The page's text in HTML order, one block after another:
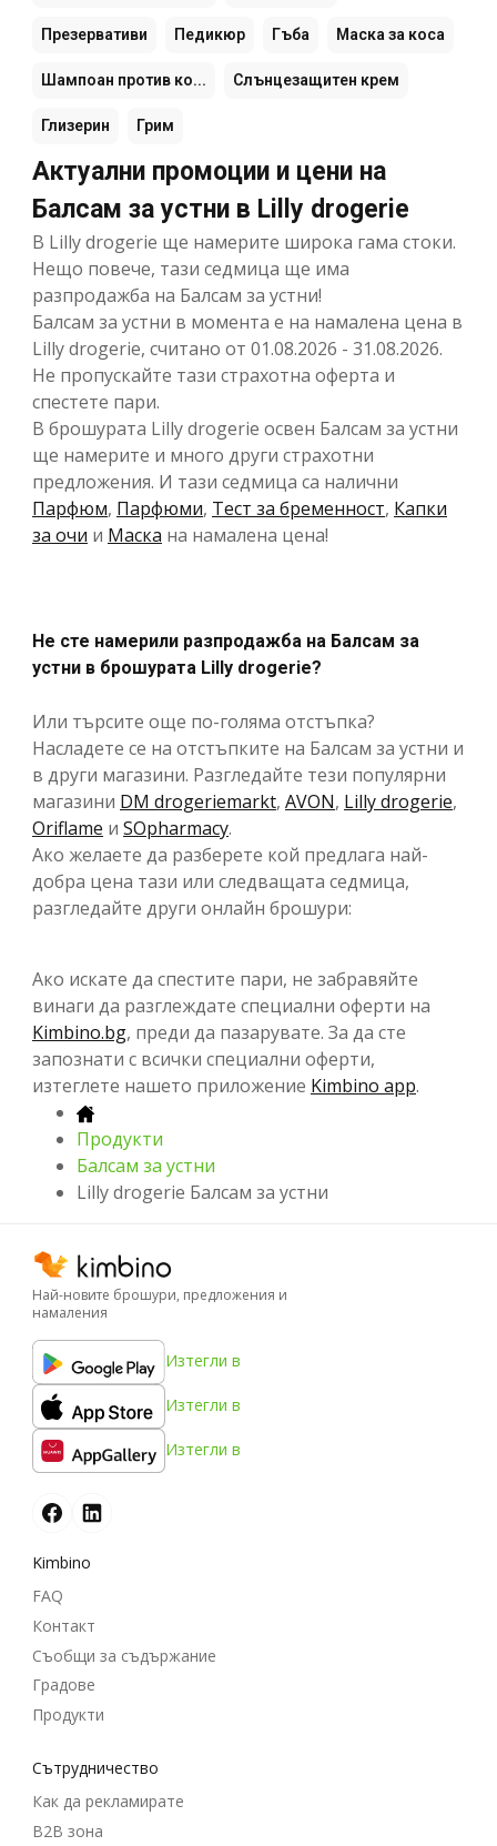
Презервативи Педикюр Гъба Маска за коса
Шампоан против ко... Слънцезащитен крем
Глизерин Грим
Актуални промоции и цени на
Балсам за устни в Lilly drogerie
В Lilly drogerie ще намерите широка гама стоки.
Нещо повече, тази седмица ще има
разпродажба на Балсам за устни!
Балсам за устни в момента е на намалена цена в
Lilly drogerie, считано от 01.08.2026 - 31.08.2026.
Не пропускайте тази страхотна оферта и
спестете пари.
В брошурата Lilly drogerie освен Балсам за устни
ще намерите и много други страхотни
предложения. И тази седмица са налични
Парфюм, Парфюми, Тест за бременност, Капки
за очи и Маска на намалена цена!
Не сте намерили разпродажба на Балсам за
устни в брошурата Lilly drogerie?
Или търсите още по-голяма отстъпка?
Насладете се на отстъпките на Балсам за устни и
в други магазини. Разгледайте тези популярни
магазини DM drogeriemarkt, AVON, Lilly drogerie,
Oriflame и SOpharmacy.
Ако желаете да разберете кой предлага най-
добра цена тази или следващата седмица,
разгледайте други онлайн брошури:
Ако искате да спестите пари, не забравяйте
винаги да разглеждате специални оферти на
Kimbino.bg, преди да пазарувате. За да сте
запознати с всички специални оферти,
изтеглете нашето приложение Kimbino app.
Продукти
Балсам за устни
Lilly drogerie Балсам за устни
Най-новите брошури, предложения и
намаления
Изтегли в
Изтегли в
Изтегли в
Kimbino
FAQ
Контакт
Съобщи за съдържание
Градове
Продукти
Cътрудничество
Как да рекламирате
B2B зона